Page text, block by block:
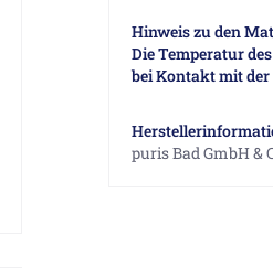
Hinweis zu den
Die Temperatur
bei Kontakt mit
puris Bad GmbH &